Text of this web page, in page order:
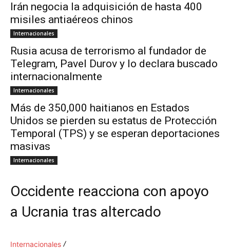
Irán negocia la adquisición de hasta 400
misiles antiaéreos chinos
Internacionales
Rusia acusa de terrorismo al fundador de
Telegram, Pavel Durov y lo declara buscado
internacionalmente
Internacionales
Más de 350,000 haitianos en Estados
Unidos se pierden su estatus de Protección
Temporal (TPS) y se esperan deportaciones
masivas
Internacionales
Occidente reacciona con apoyo
a Ucrania tras altercado
Internacionales